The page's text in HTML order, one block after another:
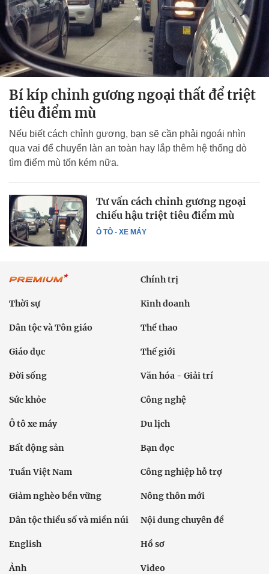
Bí kíp chỉnh gương ngoại thất để triệt
tiêu điểm mù
Nếu biết cách chỉnh gương, bạn sẽ cần phải ngoái nhìn
qua vai để chuyển làn an toàn hay lắp thêm hệ thống dò
tìm điểm mù tốn kém nữa.
Ô TÔ - XE MÁY
Tư vấn cách chỉnh gương ngoại
chiếu hậu triệt tiêu điểm mù
Chính trị
Thời sự Kinh doanh
Dân tộc và Tôn giáo Thể thao
Giáo dục Thế giới
Đời sống Văn hóa - Giải trí
Sức khỏe Công nghệ
Ô tô xe máy Du lịch
Bất động sản Bạn đọc
Tuần Việt Nam Công nghiệp hỗ trợ
Giảm nghèo bền vững Nông thôn mới
Dân tộc thiểu số và miền núi Nội dung chuyên đề
English Hồ sơ
Ảnh Video